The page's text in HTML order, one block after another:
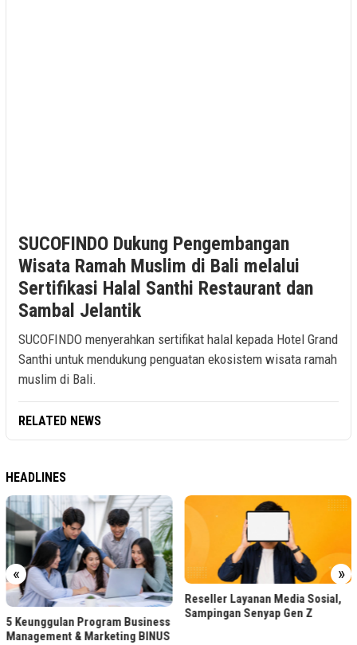
SUCOFINDO Dukung Pengembangan
Wisata Ramah Muslim di Bali melalui
Sertifikasi Halal Santhi Restaurant dan
Sambal Jelantik
SUCOFINDO menyerahkan sertifikat halal kepada Hotel Grand
Santhi untuk mendukung penguatan ekosistem wisata ramah
muslim di Bali.
RELATED NEWS
HEADLINES
« »
5 Keunggulan Program Business
Management & Marketing BINUS
Reseller Layanan Media Sosial,
Sampingan Senyap Gen Z